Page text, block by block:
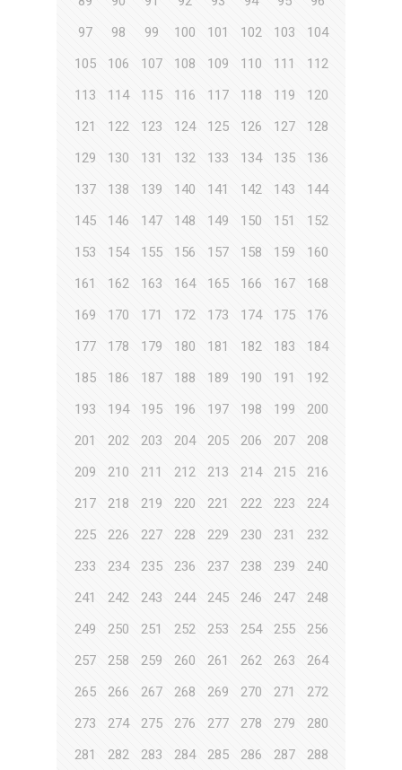
97
98 99 100 101 102 103
104
105
106 107 108 109 110 111
112
113
114 115 116 117 118 119
120
121
122 123 124 125 126 127
128
129
130 131 132 133 134 135
136
137
138 139 140 141 142 143
144
145
146 147 148 149 150 151
152
153
154 155 156 157 158 159
160
161
162 163 164 165 166 167
168
169
170 171 172 173 174 175
176
177
178 179 180 181 182 183
184
185
186 187 188 189 190 191
192
193
194 195 196 197 198 199
200
201
202 203 204 205 206 207
208
209
210 211 212 213 214 215
216
217
218 219 220 221 222 223
224
225
226 227 228 229 230 231
232
233
234 235 236 237 238 239
240
241
242 243 244 245 246 247
248
249
250 251 252 253 254 255
256
257
258 259 260 261 262 263
264
265
266 267 268 269 270 271
272
273
274 275 276 277 278 279
280
281
282 283 284 285 286 287
288